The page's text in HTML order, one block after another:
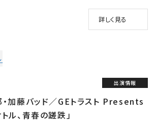
詳しく見る
出演情報
・加藤バッド／GEトラスト Presents
ル、青春の蹉跌」